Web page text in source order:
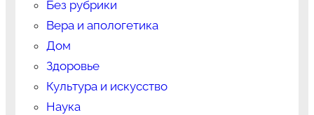
Без рубрики
Вера и апологетика
Дом
Здоровье
Культура и искусство
Наука